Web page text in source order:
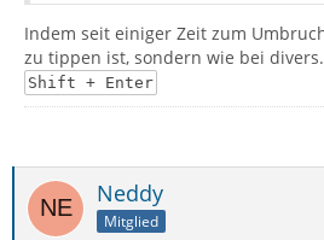
Indem seit einiger Zeit zum
zu tippen ist, sondern wie bei
Shift + Enter
Neddy
Mitglied